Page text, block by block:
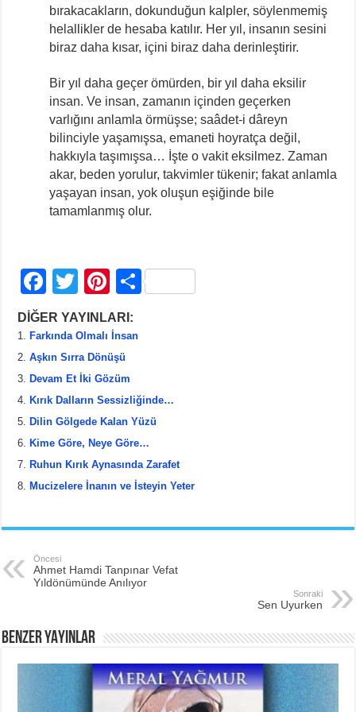
bırakacakların, dokunduğun kalpler, söylenmemiş
helallikler de hesaba katılır. Her yıl, insanın sesini
biraz daha kısar, içini biraz daha derinleştirir.
Bir yıl daha geçer ömürden, bir yıl daha eksilir
insan. Ve insan, zamanın içinden geçerken
varlığını anlamla örmüşse; saâdet-i dâreyn
bilinciyle yaşamışsa, emaneti hoyratça değil,
hakkıyla taşımışsa… İşte o vakit eksilmez. Zaman
akar, beden yorulur, takvimler tükenir; fakat anlamla
yaşayan insan, yok oluşun eşiğinde bile
tamamlanmış olur.
F
a
c
e
b
o
o
k
T
wi
tt
er
Pi
nt
er
e
st
S
DİĞER YAYINLARI:
Farkında Olmalı İnsan
Aşkın Sırra Dönüşü
Devam Et İki Gözüm
Kırık Dalların Sessizliğinde…
Dilin Gölgede Kalan Yüzü
Kime Göre, Neye Göre…
Ruhun Kırık Aynasında Zarafet
Mucizelere İnanın ve İsteyin Yeter
Öncesi
Ahmet Hamdi Tanpınar Vefat
Yıldönümünde Anılıyor
Sonraki
Sen Uyurken
BENZER YAYINLAR